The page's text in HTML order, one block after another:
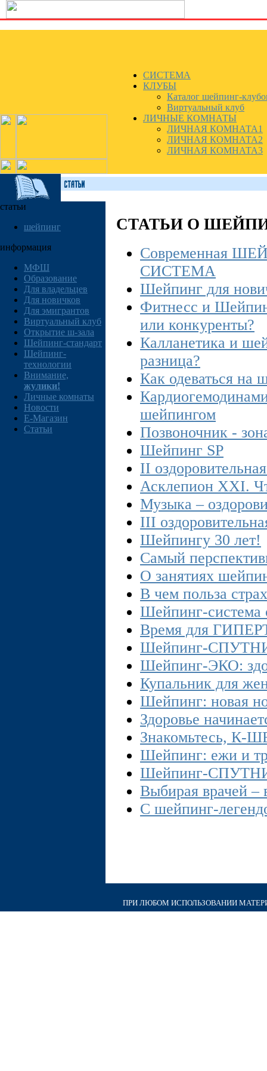
СИСТЕМА
КЛУБЫ
Каталог шейпинг-
Виртуальный клуб
ЛИЧНЫЕ КОМНАТЫ
ЛИЧНАЯ КОМНАТА1
ЛИЧНАЯ КОМНАТА2
ЛИЧНАЯ КОМНАТА3
статьи
шейпинг
информация
МФШ
Образование
Для владельцев
Для новичков
Для эмигрантов
Виртуальный клуб
Открытие ш-зала
Шейпинг-стандарт
Шейпинг-
технологии
Внимание,
жулики!
Личные комнаты
Новости
E-Магазин
Статьи
СТАТЬИ О
Современная
СИСТЕМА
Шейпинг для
Фитнесс и
или конкуренты?
Калланетика и
разница?
Как одеваться на
шейпингом
Позвоночник -
Шейпинг SP
II
Асклепион XXI.
Музыка –
III
Шейпингу 30 лет!
Самый
О занятиях
В чем польза
Шейпинг-система
Время для
Шейпинг-
Шейпинг-ЭКО:
Купальник для
Шейпинг: новая
Здоровье
Знакомьтесь,
Шейпинг: ежи и
Шейпинг-
Выбирая врачей –
С шейпинг-
ПРИ ЛЮБОМ ИСПОЛЬЗОВАНИИ